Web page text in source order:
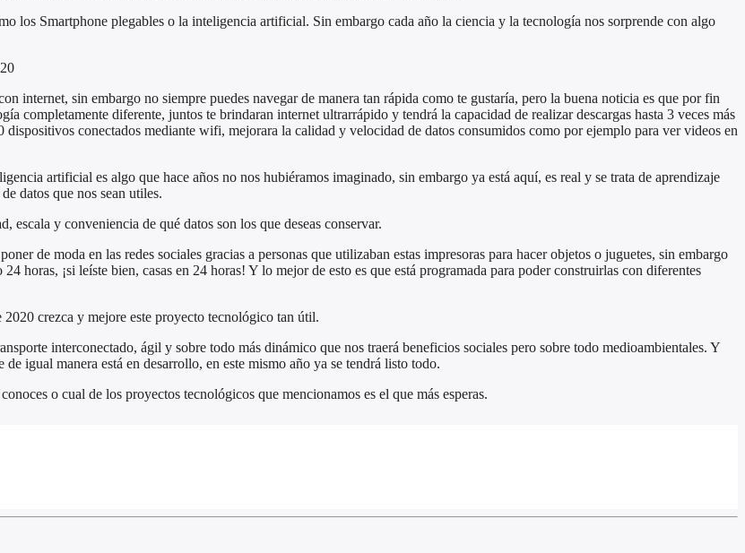
los Smartphone plegables o la inteligencia artificial. Sin embargo cada año la ciencia y la tecnología nos sorprende con algo
internet, sin embargo no siempre puedes navegar de manera tan rápida como te gustaría, pero la buena noticia es que por fin
completamente diferente, juntos te brindaran internet ultrarrápido y tendrá la capacidad de realizar descargas hasta 3 veces más
conectados mediante wifi, mejorara la calidad y velocidad de datos consumidos como por ejemplo para ver videos en
artificial es algo que hace años no nos hubiéramos imaginado, sin embargo ya está aquí, es real y se trata de aprendizaje
datos que nos sean utiles.
escala y conveniencia de qué datos son los que deseas conservar.
de moda en las redes sociales gracias a personas que utilizaban estas impresoras para hacer objetos o juguetes, sin embargo
horas, ¡si leíste bien, casas en 24 horas! Y lo mejor de esto es que está programada para poder construirlas con diferentes
crezca y mejore este proyecto tecnológico tan útil.
interconectado, ágil y sobre todo más dinámico que nos traerá beneficios sociales pero sobre todo medioambientales. Y
igual manera está en desarrollo, en este mismo año ya se tendrá listo todo.
o cual de los proyectos tecnológicos que mencionamos es el que más esperas.